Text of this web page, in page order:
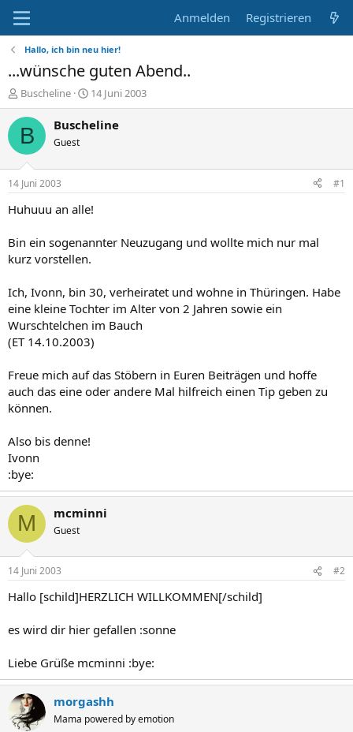
Anmelden Registrieren
Hallo, ich bin neu hier!
...wünsche guten Abend..
E
r
s
e
r
Buscheline
E
r
s
t
a
14 Juni 2003
B Buscheline
Guest
14 Juni 2003 #1
Huhuuu an alle!
Bin ein sogenannter Neuzugang und wollte mich nur mal
kurz vorstellen.
Ich, Ivonn, bin 30, verheiratet und wohne in Thüringen. Habe
eine kleine Tochter im Alter von 2 Jahren sowie ein
Wurschtelchen im Bauch
(ET 14.10.2003)
Freue mich auf das Stöbern in Euren Beiträgen und hoffe
auch das eine oder andere Mal hilfreich einen Tip geben zu
können.
Also bis denne!
Ivonn
:bye:
M mcminni
Guest
14 Juni 2003 #2
Hallo [schild]HERZLICH WILLKOMMEN[/schild]
es wird dir hier gefallen :sonne
Liebe Grüße mcminni :bye:
morgashh
Mama powered by emotion